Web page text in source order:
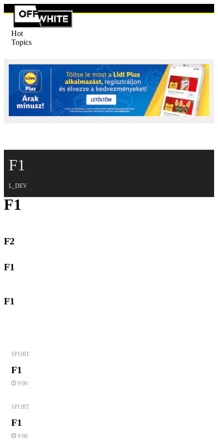
Hot
Topics
F1
L_DEV
F1
F2
F1
F1
SPORT
F1
9:00
SPORT
F1
9:00